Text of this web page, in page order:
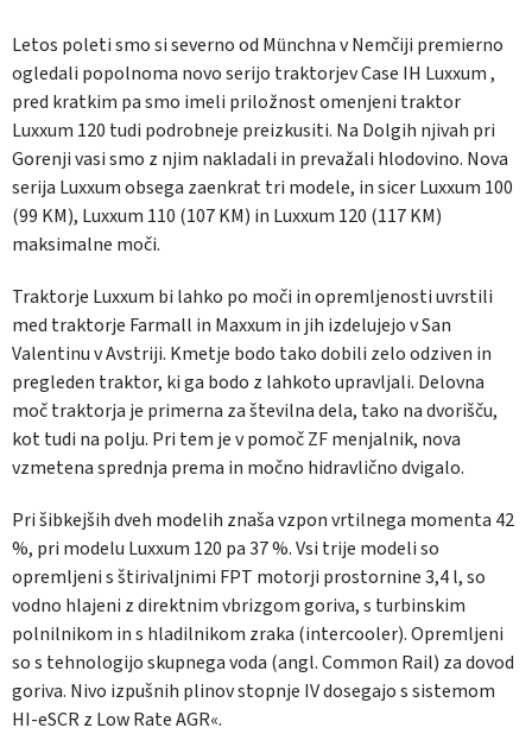
Letos poleti smo si severno od Münchna v Nemčiji premierno
ogledali popolnoma novo serijo traktorjev Case IH Luxxum ,
pred kratkim pa smo imeli priložnost omenjeni traktor
Luxxum 120 tudi podrobneje preizkusiti. Na Dolgih njivah pri
Gorenji vasi smo z njim nakladali in prevažali hlodovino. Nova
serija Luxxum obsega zaenkrat tri modele, in sicer Luxxum 100
(99 KM), Luxxum 110 (107 KM) in Luxxum 120 (117 KM)
maksimalne moči.
Traktorje Luxxum bi lahko po moči in opremljenosti uvrstili
med traktorje Farmall in Maxxum in jih izdelujejo v San
Valentinu v Avstriji. Kmetje bodo tako dobili zelo odziven in
pregleden traktor, ki ga bodo z lahkoto upravljali. Delovna
moč traktorja je primerna za številna dela, tako na dvorišču,
kot tudi na polju. Pri tem je v pomoč ZF menjalnik, nova
vzmetena sprednja prema in močno hidravlično dvigalo.
Pri šibkejših dveh modelih znaša vzpon vrtilnega momenta 42
%, pri modelu Luxxum 120 pa 37 %. Vsi trije modeli so
opremljeni s štirivaljnimi FPT motorji prostornine 3,4 l, so
vodno hlajeni z direktnim vbrizgom goriva, s turbinskim
polnilnikom in s hladilnikom zraka (intercooler). Opremljeni
so s tehnologijo skupnega voda (angl. Common Rail) za dovod
goriva. Nivo izpušnih plinov stopnje IV dosegajo s sistemom
HI-eSCR z Low Rate AGR«.